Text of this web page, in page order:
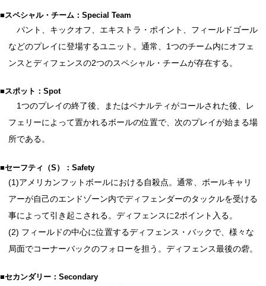
■スペシャル・チーム：Special Team
パント、キックオフ、エキストラ・ポイント、フィールドゴール
などのプレイに登場するユニット。通常、1つのチーム内にオフェ
ンスとディフェンスの2つのスペシャル・チームが存在する。
■スポット：Spot
1つのプレイの終了後、またはペナルティがコールされた後、レ
フェリーによって置かれるボールの位置で、次のプレイが始まる場
所である。
■セーフティ（S）：Safety
(1)アメリカンフットボールにおける自殺点。通常、ボールキャリ
アーが自己のエンドゾーン内でディフェンダーのタックルを受ける
事によって引き起こされる。ディフェンスに2ポイント入る。
(2) フィールドの中心に位置するディフェンス・バックで、様々な
局面でコーナーバックのフォローを担う。ディフェンス最後の砦。
■セカンダリー：Secondary